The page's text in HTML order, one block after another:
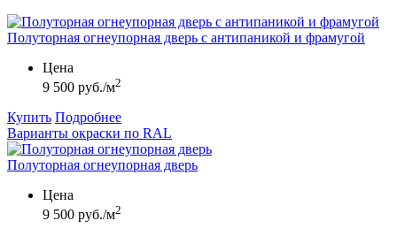
Полуторная огнеупорная дверь с антипаникой и фрамугой
Цена
9 500 руб./м2
Купить Подробнее
Варианты окраски по RAL
Полуторная огнеупорная дверь
Цена
9 500 руб./м2